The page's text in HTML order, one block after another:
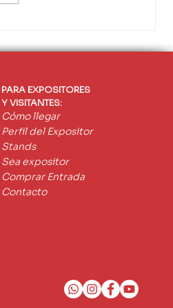
de electrolinera
PARA EXPOSITORES
Y VISITANTES:
Cómo llegar
Perfil del Expositor
Stands
Sea expositor
Comprar Entrada
Contacto